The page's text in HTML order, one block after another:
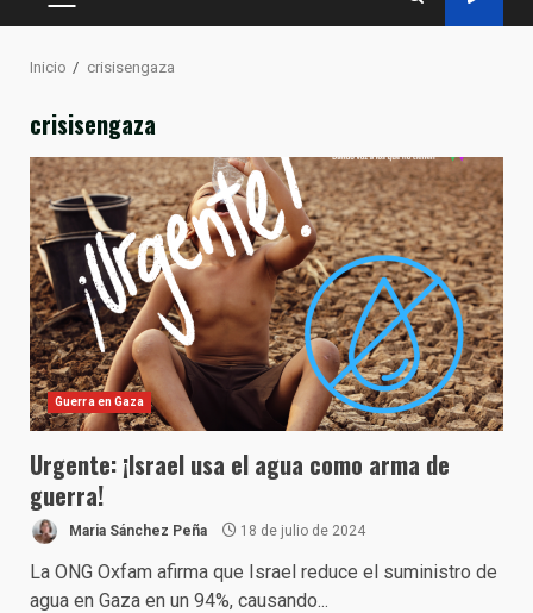
MENÚ
Inicio crisisengaza
crisisengaza
Guerra en Gaza
Urgente: ¡Israel usa el agua como arma de
guerra!
Maria Sánchez Peña 18 de julio de 2024
La ONG Oxfam afirma que Israel reduce el suministro de
agua en Gaza en un 94%, causando...